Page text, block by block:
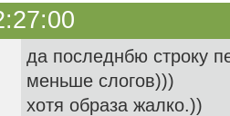
да последнбю строку
меньше слогов)))
хотя образа жалко.))